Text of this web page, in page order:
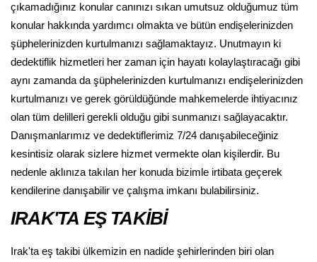
çıkamadığınız konular canınızı sıkan umutsuz olduğumuz tüm
konular hakkında yardımcı olmakta ve bütün endişelerinizden
şüphelerinizden kurtulmanızı sağlamaktayız. Unutmayın ki
dedektiflik hizmetleri her zaman için hayatı kolaylaştıracağı gibi
aynı zamanda da şüphelerinizden kurtulmanızı endişelerinizden
kurtulmanızı ve gerek görüldüğünde mahkemelerde ihtiyacınız
olan tüm delilleri gerekli olduğu gibi sunmanızı sağlayacaktır.
Danışmanlarımız ve dedektiflerimiz 7/24 danışabileceğiniz
kesintisiz olarak sizlere hizmet vermekte olan kişilerdir. Bu
nedenle aklınıza takılan her konuda bizimle irtibata geçerek
kendilerine danışabilir ve çalışma imkanı bulabilirsiniz.
IRAK'TA EŞ TAKİBİ
Irak'ta eş takibi ülkemizin en nadide şehirlerinden biri olan